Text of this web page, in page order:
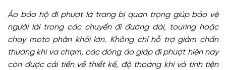
Áo bảo hộ đi phượt là trang bị quan trọng giúp bảo vệ
người lái trong các chuyến đi đường dài, touring hoặc
chạy moto phân khối lớn. Không chỉ hỗ trợ giảm chấn
thương khi va chạm, các dòng áo giáp đi phượt hiện nay
còn được cải tiến về thiết kế, độ thoáng khí và tính tiện